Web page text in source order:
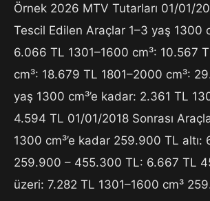
Örnek 2026 MTV Tutarları 01/01/
Tescil Edilen Araçlar 1–3 yaş 1300
6.066 TL 1301–1600 cm³: 10.567
cm³: 18.679 TL 1801–2000 cm³:
yaş 1300 cm³’e kadar: 2.361 TL
4.594 TL 01/01/2018 Sonrası
1300 cm³’e kadar 259.900 TL altı:
259.900 – 455.300 TL: 6.667 TL
üzeri: 7.282 TL 1301–1600 cm³